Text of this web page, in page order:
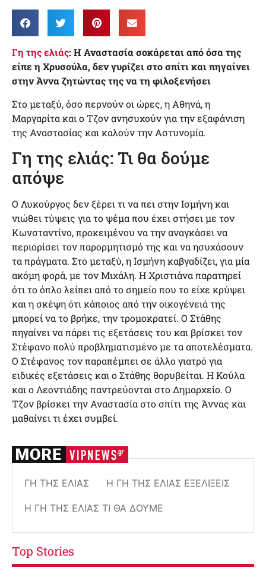
Γη της ελιάς: Η Αναστασία σοκάρεται από όσα της
είπε η Χρυσούλα, δεν γυρίζει στο σπίτι και πηγαίνει
στην Άννα ζητώντας της να τη φιλοξενήσει
Στο μεταξύ, όσο περνούν οι ώρες, η Αθηνά, η
Μαργαρίτα και ο Τζον ανησυχούν για την εξαφάνιση
της Αναστασίας και καλούν την Αστυνομία.
Γη της ελιάς: Τι θα δούμε
απόψε
Ο Λυκούργος δεν ξέρει τι να πει στην Ισμήνη και
νιώθει τύψεις για το ψέμα που έχει στήσει με τον
Κωνσταντίνο, προκειμένου να την αναγκάσει να
περιορίσει τον παρορμητισμό της και να ησυχάσουν
τα πράγματα. Στο μεταξύ, η Ισμήνη καβγαδίζει, για μία
ακόμη φορά, με τον Μιχάλη. Η Χριστιάνα παρατηρεί
ότι το όπλο λείπει από το σημείο που το είχε κρύψει
και η σκέψη ότι κάποιος από την οικογένειά της
μπορεί να το βρήκε, την τρομοκρατεί. Ο Στάθης
πηγαίνει να πάρει τις εξετάσεις του και βρίσκει τον
Στέφανο πολύ προβληματισμένο με τα αποτελέσματα.
Ο Στέφανος τον παραπέμπει σε άλλο γιατρό για
ειδικές εξετάσεις και ο Στάθης θορυβείται. Η Κούλα
και ο Λεοντιάδης παντρεύονται στο Δημαρχείο. Ο
Τζον βρίσκει την Αναστασία στο σπίτι της Άννας και
μαθαίνει τι έχει συμβεί.
ΓΗ ΤΗΣ ΕΛΙΆΣ Η ΓΗ ΤΗΣ ΕΛΙΆΣ ΕΞΕΛΊΞΕΙΣ
Η ΓΗ ΤΗΣ ΕΛΙΆΣ ΤΙ ΘΑ ΔΟΎΜΕ
Top Stories